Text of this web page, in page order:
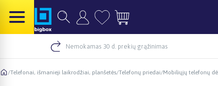
Nemokamas 30 d. prekių grąžinimas
/Telefonai, išmanieji laikrodžiai, planšetės/Telefonų priedai/Mobiliųjų telefonų